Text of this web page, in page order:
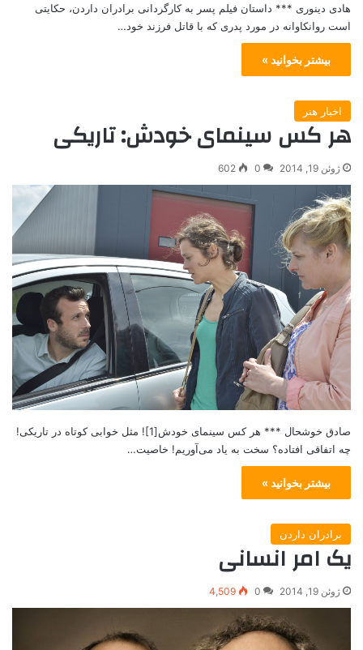
هادی دینوری *** داستان فیلم پسر به کارگردانی برادران داردن، حکایتی
است روانکاوانه در مورد پدری که با قاتل فرزند خود…
بیشتر بخوانید »
اخبار هنر
هر کس سینمای خودش: تاریکی
ژوئن 19, 2014 0
602
صادق خوشحال *** هر کس سینمای خودش[1]! مثل خوابی کوتاه در تاریکی!
چه اتفاقی افتاده؟ سخت به یاد می‌آوریم! خاصیت…
بیشتر بخوانید »
برادران داردن
یک امر انسانی
ژوئن 19, 2014 0
4,509